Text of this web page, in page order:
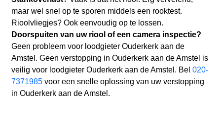
maar wel snel op te sporen middels een rooktest.
Rioolvliegjes? Ook eenvoudig op te lossen.
Doorspuiten van uw riool of een camera inspectie?
Geen probleem voor loodgieter Ouderkerk aan de
Amstel. Geen verstopping in Ouderkerk aan de Amstel is
veilig voor loodgieter Ouderkerk aan de Amstel. Bel 020-
7371985voor een snelle oplossing van uw verstopping
in Ouderkerk aan de Amstel.